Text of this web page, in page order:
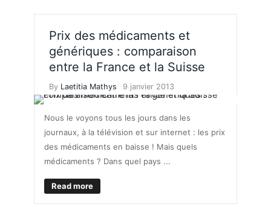
Prix des médicaments et
génériques : comparaison
entre la France et la Suisse
By Laetitia Mathys 9 janvier 2013
Nous le voyons tous les jours dans les
journaux, à la télévision et sur internet : les prix
des médicaments en baisse ! Mais quels
médicaments ? Dans quel pays ...
Read more